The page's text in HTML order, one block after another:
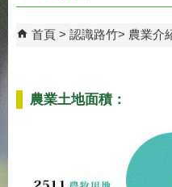
首頁 認識路竹 農業介
農業土地面積：